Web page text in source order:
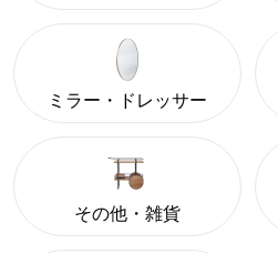
ミラー・ドレッサー
その他・雑貨